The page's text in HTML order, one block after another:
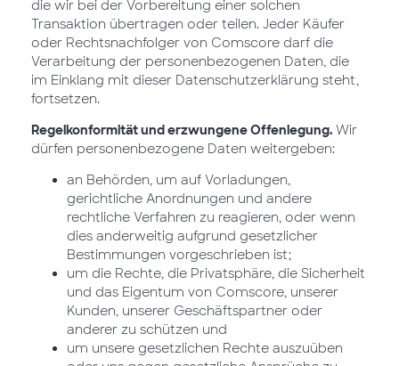
die wir bei der Vorbereitung einer solchen
Transaktion übertragen oder teilen. Jeder Käufer
oder Rechtsnachfolger von Comscore darf die
Verarbeitung der personenbezogenen Daten, die
im Einklang mit dieser Datenschutzerklärung steht,
fortsetzen.
Regelkonformität und erzwungene Offenlegung. Wir
dürfen personenbezogene Daten weitergeben:
an Behörden, um auf Vorladungen,
gerichtliche Anordnungen und andere
rechtliche Verfahren zu reagieren, oder wenn
dies anderweitig aufgrund gesetzlicher
Bestimmungen vorgeschrieben ist;
um die Rechte, die Privatsphäre, die Sicherheit
und das Eigentum von Comscore, unserer
Kunden, unserer Geschäftspartner oder
anderer zu schützen und
um unsere gesetzlichen Rechte auszuüben